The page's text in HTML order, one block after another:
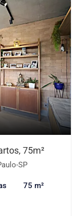
75m²
SP
75 m²